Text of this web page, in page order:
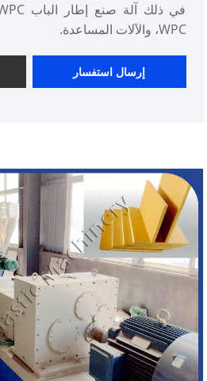
WPC، والآلات المساعدة.
إرسال استفسار